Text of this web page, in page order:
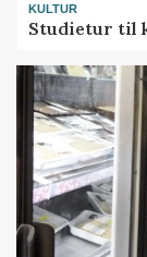
KULTUR
Studietur til